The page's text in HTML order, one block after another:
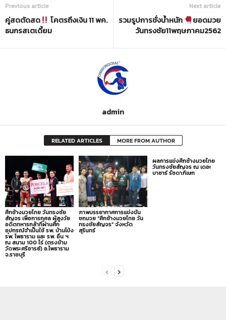
Previous article
คู่สดตัดสด
โคตรถึงเงิน 11 พค.
ธนกรสเตเดี้ยม
Next article
รวมรูปการชั่งน้ำหนัก
ยอดมวย
วันทรงชัย11พฤษภาคม2562
admin
RELATED ARTICLES MORE FROM AUTHOR
ศึกช้างมวยไทย วันทรงชัย
สัญจร เพื่อการกุศล ผู้สูงวัย
อดีตทหารกล้าที่ผ่านศึก
อุปกรณ์จำเป็นใช้ รพ. บ้านโป่ง
รพ. โพธาราม และ รพ. อื่น ฯ
ณ สนาม 100 ไร่ (ตรงข้าม
วัดพระศรีอารย์) อ.โพธาราม
จ.ราชบุรี
ภาพบรรยากาศการแข่งขัน
ชกมวย “ศึกช้างมวยไทย วัน
ทรงชัยสัญจร” จังหวัด
สุรินทร์
ผลการแข่งศึกช้างมวยไทย
วันทรงชัยสัญจร ณ เดอะ
บาซาร์ รัชดาภิเษก